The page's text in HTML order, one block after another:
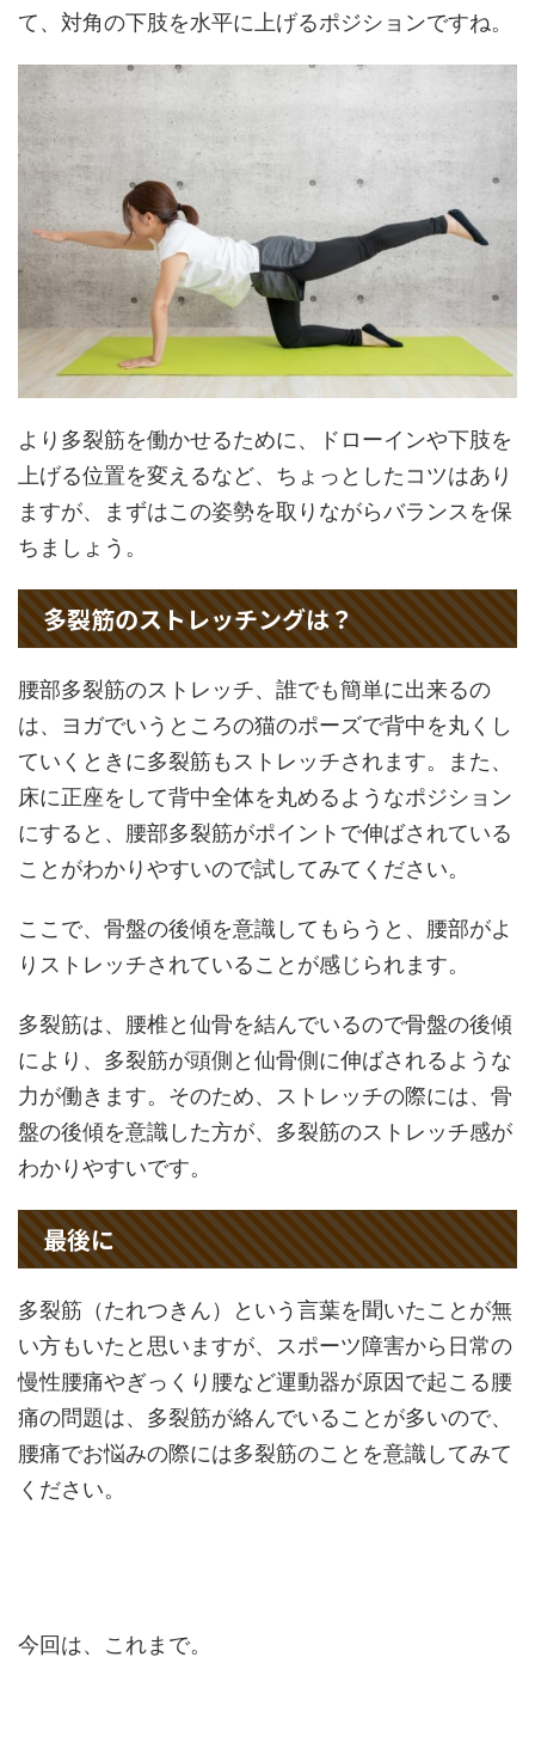
て、対角の下肢を水平に上げるポジションですね。
より多裂筋を働かせるために、ドローインや下肢を
上げる位置を変えるなど、ちょっとしたコツはあり
ますが、まずはこの姿勢を取りながらバランスを保
ちましょう。
多裂筋のストレッチングは？
腰部多裂筋のストレッチ、誰でも簡単に出来るの
は、ヨガでいうところの猫のポーズで背中を丸くし
ていくときに多裂筋もストレッチされます。また、
床に正座をして背中全体を丸めるようなポジション
にすると、腰部多裂筋がポイントで伸ばされている
ことがわかりやすいので試してみてください。
ここで、骨盤の後傾を意識してもらうと、腰部がよ
りストレッチされていることが感じられます。
多裂筋は、腰椎と仙骨を結んでいるので骨盤の後傾
により、多裂筋が頭側と仙骨側に伸ばされるような
力が働きます。そのため、ストレッチの際には、骨
盤の後傾を意識した方が、多裂筋のストレッチ感が
わかりやすいです。
最後に
多裂筋（たれつきん）という言葉を聞いたことが無
い方もいたと思いますが、スポーツ障害から日常の
慢性腰痛やぎっくり腰など運動器が原因で起こる腰
痛の問題は、多裂筋が絡んでいることが多いので、
腰痛でお悩みの際には多裂筋のことを意識してみて
ください。
今回は、これまで。